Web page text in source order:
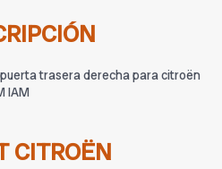
trasera derecha para citroën
IAM
CITROËN